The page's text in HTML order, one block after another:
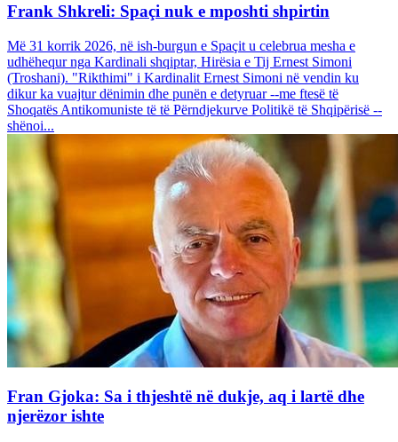
Frank Shkreli: Spaçi nuk e mposhti shpirtin
Më 31 korrik 2026, në ish-burgun e Spaçit u celebrua mesha e
udhëhequr nga Kardinali shqiptar, Hirësia e Tij Ernest Simoni
(Troshani). "Rikthimi" i Kardinalit Ernest Simoni në vendin ku
dikur ka vuajtur dënimin dhe punën e detyruar --me ftesë të
Shoqatës Antikomuniste të të Përndjekurve Politikë të Shqipërisë --
shënoi...
Fran Gjoka: Sa i thjeshtë në dukje, aq i lartë dhe
njerëzor ishte